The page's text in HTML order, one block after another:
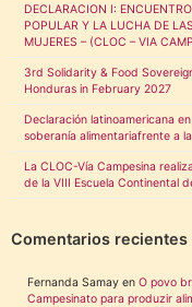
DECLARACION I:
POPULAR Y LA LUCHA DE
MUJERES – (CLOC – VIA
3rd Solidarity & Food
Honduras in February 2027
Declaración latinoamericana
soberanía alimentariafrente a
La CLOC-Vía Campesina
de la VIII Escuela Continental
Comentarios recientes
Fernanda Samay en O povo
Campesinato para produzir